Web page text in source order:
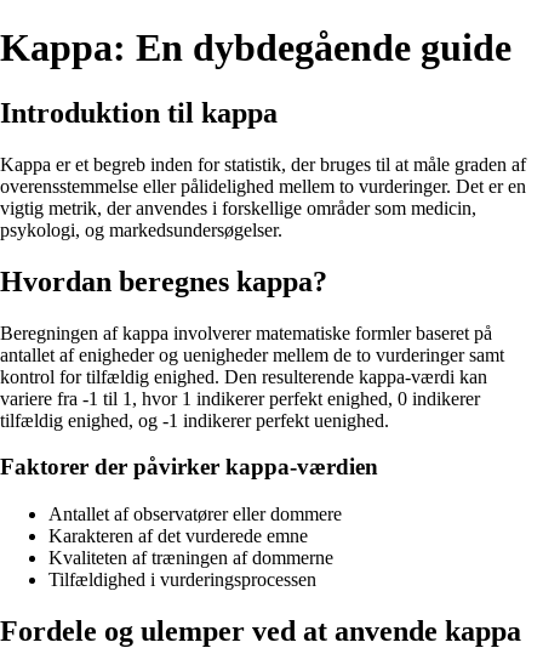
Kappa: En dybdegående guide
Introduktion til kappa
Kappa er et begreb inden for statistik, der bruges til at måle graden af
overensstemmelse eller pålidelighed mellem to vurderinger. Det er en
vigtig metrik, der anvendes i forskellige områder som medicin,
psykologi, og markedsundersøgelser.
Hvordan beregnes kappa?
Beregningen af kappa involverer matematiske formler baseret på
antallet af enigheder og uenigheder mellem de to vurderinger samt
kontrol for tilfældig enighed. Den resulterende kappa-værdi kan
variere fra -1 til 1, hvor 1 indikerer perfekt enighed, 0 indikerer
tilfældig enighed, og -1 indikerer perfekt uenighed.
Faktorer der påvirker kappa-værdien
Antallet af observatører eller dommere
Karakteren af det vurderede emne
Kvaliteten af træningen af dommerne
Tilfældighed i vurderingsprocessen
Fordele og ulemper ved at anvende kappa